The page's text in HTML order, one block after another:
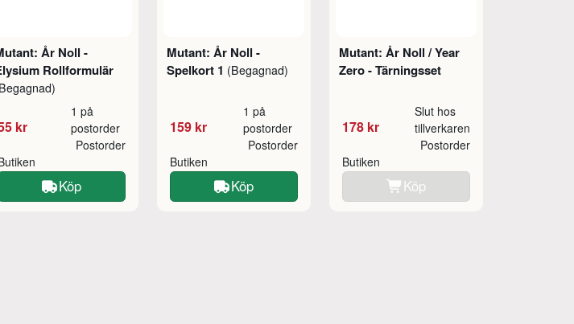
År Noll -
Rollformulär
kr
1 på
postorder
Postorder
Köp
Mutant: År Noll -
Spelkort 1 (Begagnad)
159 kr
1 på
postorder
Butiken
Postorder
Köp
Mutant: År Noll / Year
Zero - Tärningsset
178 kr
Slut hos
tillverkaren
Butiken
Postorder
Köp